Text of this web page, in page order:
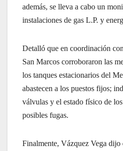
además, se lleva a cabo un
instalaciones de gas L.P. y
Detalló que en coordinación
San Marcos corroboraron las
los tanques estacionarios del
abastecen a los puestos fijos;
válvulas y el estado físico de
posibles fugas.
Finalmente, Vázquez Vega dijo